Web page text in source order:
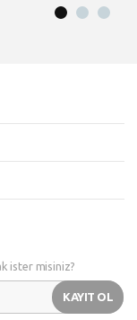
ister misiniz?
KAYIT OL